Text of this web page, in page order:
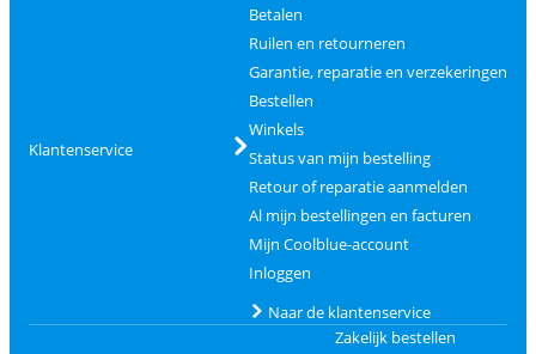
Klantenservice
Betalen
Ruilen en retourneren
Garantie, reparatie en verzekeringen
Bestellen
Winkels
Status van mijn bestelling
Retour of reparatie aanmelden
Al mijn bestellingen en facturen
Mijn Coolblue-account
Inloggen
Naar de klantenservice
Zakelijk bestellen